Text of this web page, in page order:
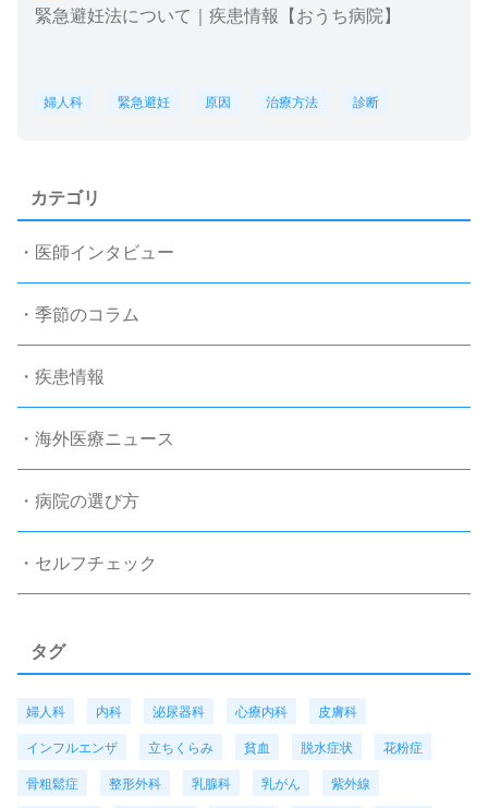
緊急避妊法について｜疾患情報【おうち病院】
婦人科 緊急避妊 原因 治療方法 診断
カテゴリ
・医師インタビュー
・季節のコラム
・疾患情報
・海外医療ニュース
・病院の選び方
・セルフチェック
タグ
婦人科 内科 泌尿器科 心療内科
皮膚科
インフルエンザ
立ちくらみ 貧血 脱水症状
花粉症
骨粗鬆症
整形外科 乳腺科 乳がん
紫外線